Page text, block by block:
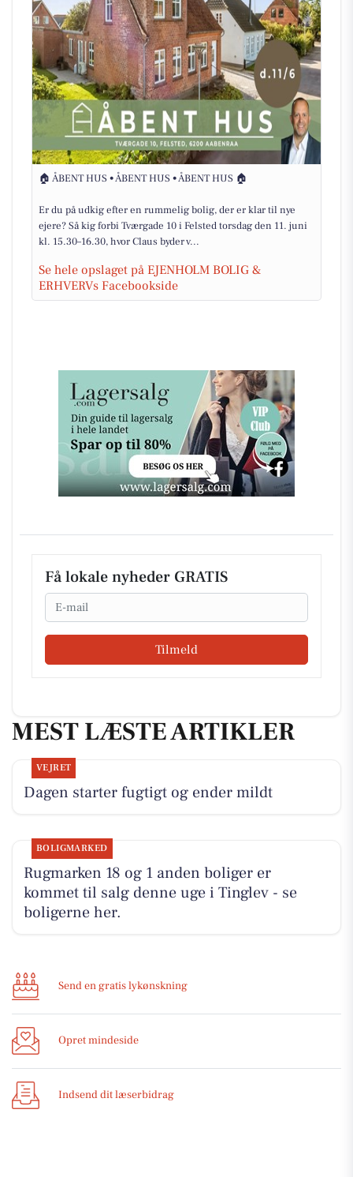
🏠 ÅBENT HUS • ÅBENT HUS • ÅBENT HUS 🏠
Er du på udkig efter en rummelig bolig, der er klar til nye
ejere? Så kig forbi Tværgade 10 i Felsted torsdag den 11. juni
kl. 15.30–16.30, hvor Claus byder v...
Se hele opslaget på EJENHOLM BOLIG &
ERHVERVs Facebookside
Få lokale nyheder GRATIS
Email
Tilmeld
MEST LÆSTE ARTIKLER
VEJRET
Dagen starter fugtigt og ender mildt
BOLIGMARKED
Rugmarken 18 og 1 anden boliger er
kommet til salg denne uge i Tinglev - se
boligerne her.
Send en gratis lykønskning
Opret mindeside
Indsend dit læserbidrag